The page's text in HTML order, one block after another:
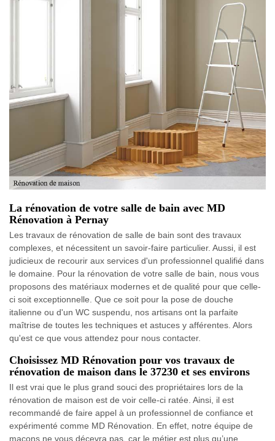
La rénovation de votre salle de bain avec MD
Rénovation à Pernay
Les travaux de rénovation de salle de bain sont des travaux
complexes, et nécessitent un savoir-faire particulier. Aussi, il est
judicieux de recourir aux services d'un professionnel qualifié dans
le domaine. Pour la rénovation de votre salle de bain, nous vous
proposons des matériaux modernes et de qualité pour que celle-
ci soit exceptionnelle. Que ce soit pour la pose de douche
italienne ou d'un WC suspendu, nos artisans ont la parfaite
maîtrise de toutes les techniques et astuces y afférentes. Alors
qu'est ce que vous attendez pour nous contacter.
Choisissez MD Rénovation pour vos travaux de
rénovation de maison dans le 37230 et ses environs
Il est vrai que le plus grand souci des propriétaires lors de la
rénovation de maison est de voir celle-ci ratée. Ainsi, il est
recommandé de faire appel à un professionnel de confiance et
expérimenté comme MD Rénovation. En effet, notre équipe de
maçons ne vous décevra pas, car le métier est plus qu’une